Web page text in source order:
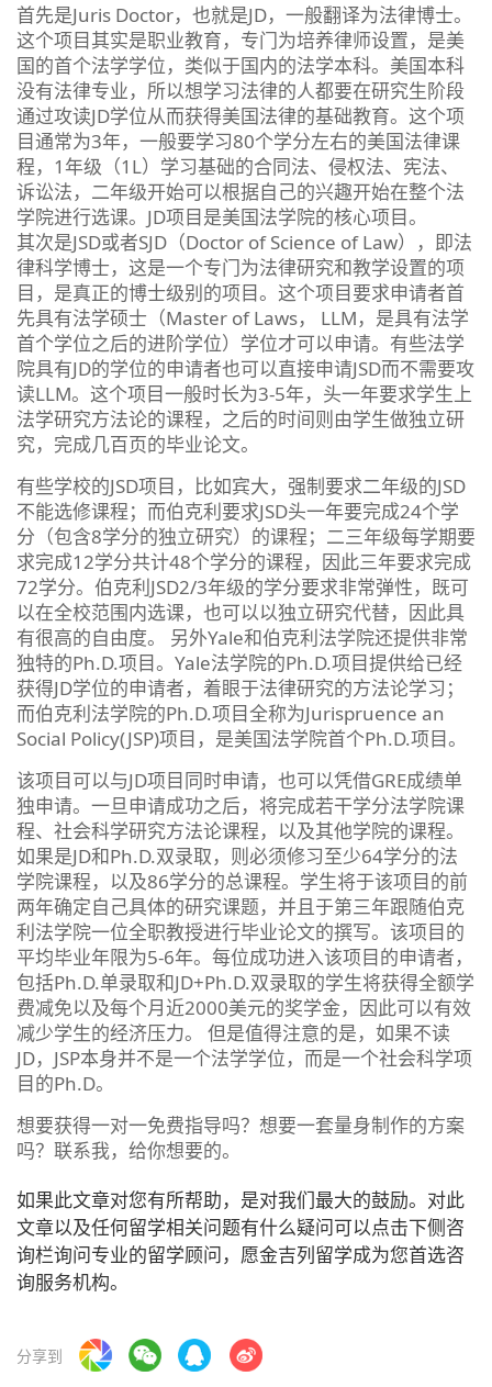
首先是Juris Doctor，也就是JD，一般翻译为法律博士。
这个项目其实是职业教育，专门为培养律师设置，是美
国的首个法学学位，类似于国内的法学本科。美国本科
没有法律专业，所以想学习法律的人都要在研究生阶段
通过攻读JD学位从而获得美国法律的基础教育。这个项
目通常为3年，一般要学习80个学分左右的美国法律课
程，1年级（1L）学习基础的合同法、侵权法、宪法、
诉讼法，二年级开始可以根据自己的兴趣开始在整个法
学院进行选课。JD项目是美国法学院的核心项目。
其次是JSD或者SJD（Doctor of Science of Law），即法
律科学博士，这是一个专门为法律研究和教学设置的项
目，是真正的博士级别的项目。这个项目要求申请者首
先具有法学硕士（Master of Laws， LLM，是具有法学
首个学位之后的进阶学位）学位才可以申请。有些法学
院具有JD的学位的申请者也可以直接申请JSD而不需要攻
读LLM。这个项目一般时长为3-5年，头一年要求学生上
法学研究方法论的课程，之后的时间则由学生做独立研
究，完成几百页的毕业论文。
有些学校的JSD项目，比如宾大，强制要求二年级的JSD
不能选修课程；而伯克利要求JSD头一年要完成24个学
分（包含8学分的独立研究）的课程；二三年级每学期要
求完成12学分共计48个学分的课程，因此三年要求完成
72学分。伯克利JSD2/3年级的学分要求非常弹性，既可
以在全校范围内选课，也可以以独立研究代替，因此具
有很高的自由度。 另外Yale和伯克利法学院还提供非常
独特的Ph.D.项目。Yale法学院的Ph.D.项目提供给已经
获得JD学位的申请者，着眼于法律研究的方法论学习；
而伯克利法学院的Ph.D.项目全称为Jurispruence an
Social Policy(JSP)项目，是美国法学院首个Ph.D.项目。
该项目可以与JD项目同时申请，也可以凭借GRE成绩单
独申请。一旦申请成功之后，将完成若干学分法学院课
程、社会科学研究方法论课程，以及其他学院的课程。
如果是JD和Ph.D.双录取，则必须修习至少64学分的法
学院课程，以及86学分的总课程。学生将于该项目的前
两年确定自己具体的研究课题，并且于第三年跟随伯克
利法学院一位全职教授进行毕业论文的撰写。该项目的
平均毕业年限为5-6年。每位成功进入该项目的申请者，
包括Ph.D.单录取和JD+Ph.D.双录取的学生将获得全额学
费减免以及每个月近2000美元的奖学金，因此可以有效
减少学生的经济压力。 但是值得注意的是，如果不读
JD，JSP本身并不是一个法学学位，而是一个社会科学项
目的Ph.D。
想要获得一对一免费指导吗？想要一套量身制作的方案
吗？联系我，给你想要的。
如果此文章对您有所帮助，是对我们最大的鼓励。对此
文章以及任何留学相关问题有什么疑问可以点击下侧咨
询栏询问专业的留学顾问，愿金吉列留学成为您首选咨
询服务机构。
分享到